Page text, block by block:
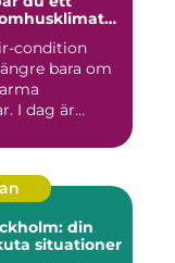
condition
bara om
I dag är
din
situationer